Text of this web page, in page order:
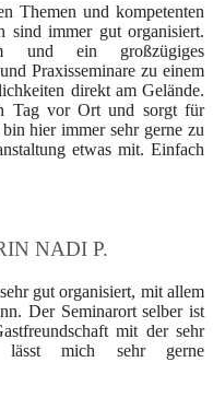
Themen und kompetenten
sind immer gut organisiert.
und ein großzügiges
Praxisseminare zu einem
direkt am Gelände.
Tag vor Ort und sorgt für
hier immer sehr gerne zu
etwas mit. Einfach
NADI P.
gut organisiert, mit allem
Der Seminarort selber ist
mit der sehr
lässt mich sehr gerne